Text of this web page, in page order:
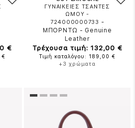
€
€
ΓΥΝΑΙΚΕΙΕΣ ΤΣΑΝΤΕΣ
ΩΜΟΥ -
724000000733 -
ΜΠΟΡΝΤΩ - Genuine
Leather
Τρέχουσα τιμή: 132,00 €
Τιμή καταλόγου: 189,00 €
+3 χρώματα